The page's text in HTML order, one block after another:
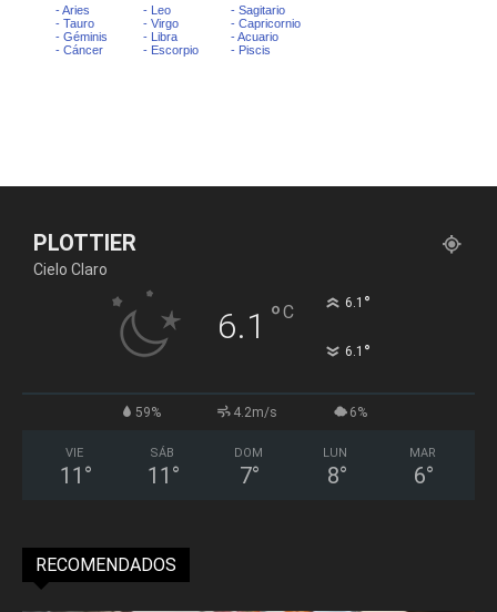
PLOTTIER
Cielo Claro
6.1 °C 6.1 °
6.1 °
59% 4.2m/s 6%
VIE
11 °
SÁB
11 °
DOM
7°
LUN
8°
MAR
6°
RECOMENDADOS